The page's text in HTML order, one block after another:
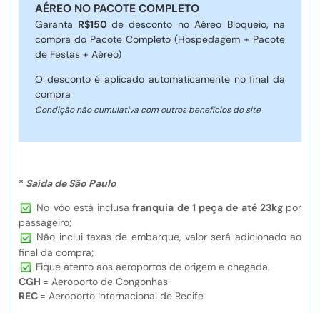
AÉREO NO PACOTE COMPLETO
Garanta R$150 de desconto no Aéreo Bloqueio, na
compra do Pacote Completo (Hospedagem + Pacote
de Festas + Aéreo)
O desconto é aplicado automaticamente no final da
compra
Condição não cumulativa com outros benefícios do site
* Saída de São Paulo
No vôo está inclusa franquia de 1 peça de até 23kg por
passageiro;
Não inclui taxas de embarque, valor será adicionado ao
final da compra;
Fique atento aos aeroportos de origem e chegada.
CGH = Aeroporto de Congonhas
REC = Aeroporto Internacional de Recife